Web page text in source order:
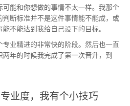
能和你想做的事情不太一样。我那个
断标准并不是这件事情能不能成，或
不能达到我给自己设下的目标。
业精进的非常快的阶段。然后也一直
年的时候我完成了第一次晋升，到
业度，我有个小技巧